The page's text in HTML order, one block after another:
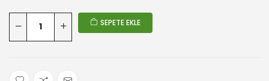
SEPETE EKLE